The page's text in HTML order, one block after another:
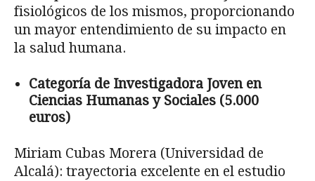
fisiológicos de los mismos, proporcionando
un mayor entendimiento de su impacto en
la salud humana.
Categoría de Investigadora Joven en
Ciencias Humanas y Sociales (5.000
euros)
Miriam Cubas Morera (Universidad de
Alcalá): trayectoria excelente en el estudio